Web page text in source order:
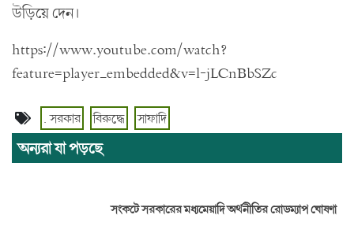
উড়িয়ে দেন।
https://www.youtube.com/watch?
feature=player_embedded&v=l-jLCnBbSZc
. সরকার বিরুদ্ধে সাফাদি
অন্যরা যা পড়ছে
সংকটে সরকারের মধ্যমেয়াদি অর্থনীতির রোডম্যাপ ঘোষণা